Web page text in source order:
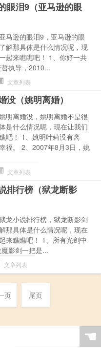
眼泪9（亚马逊的眼
马逊的眼泪9，亚马逊的眼
解那具体是什么情况呢，现
起来瞧瞧吧！ 1、你好一共
执导，2010...
文章列表
没（姚明离婚）
明离婚没，姚明离婚不是很
是什么情况呢，现在让我们
吧！ 1、姚明叶莉没有离
福。 2、2007年8月3日，姚
文章列表
排行榜（狱龙断影
龙小说排行榜，狱龙断影剑
那具体是什么情况呢，现在
来瞧瞧吧！ 1、所有光剑中
影剑一把是...
文章列表
页 尾页
☚